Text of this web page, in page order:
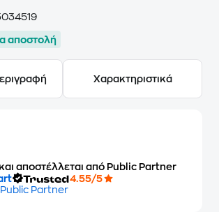
αποστολή
Χαρακτηριστικά
αποστέλλεται από Public Partner
4.55/5
Partner